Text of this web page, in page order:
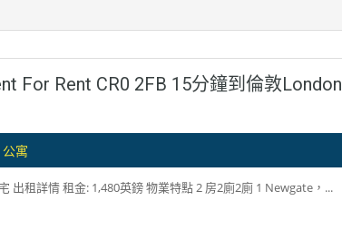
For Rent CR0 2FB 15分鐘到倫敦London
公寓
出租詳情 租金: 1,480英鎊 物業特點 2 房2廁2廁 1 Newgate，...